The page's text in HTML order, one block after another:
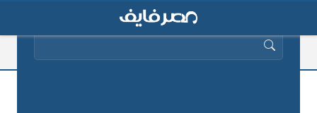
البحث عن: